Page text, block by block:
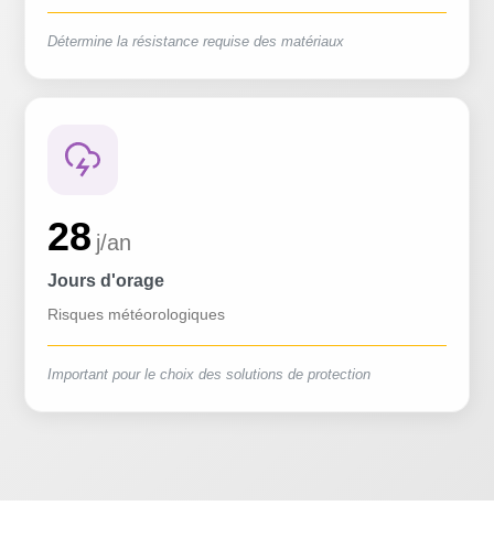
Détermine la résistance requise des matériaux
28 j/an
Jours d'orage
Risques météorologiques
Important pour le choix des solutions de protection